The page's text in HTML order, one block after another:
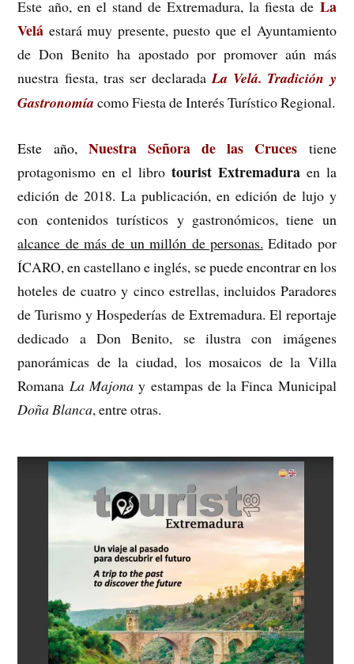
Este año, en el stand de Extremadura, la fiesta de La
Velá estará muy presente, puesto que el Ayuntamiento
de Don Benito ha apostado por promover aún más
nuestra fiesta, tras ser declaradaLa Velá. Tradición y
Gastronomía como Fiesta de Interés Turístico Regional.
Este año,Nuestra Señora de las Cruces tiene
protagonismo en el libro tourist Extremaduraen la
edición de 2018. Lapublicación, en edición de lujo y
con contenidos turísticos y gastronómicos, tiene un
alcance de más de un millón de personas. Editado por
ÍCARO, en castellano e inglés, se puede encontrar en los
hoteles de cuatro y cinco estrellas, incluidos Paradores
de Turismo y Hospederías de Extremadura. El reportaje
dedicado a Don Benito, se ilustra con imágenes
panorámicas de la ciudad, los mosaicos de la Villa
Romana La Majonay estampas de la Finca Municipal
Doña Blanca, entre otras.